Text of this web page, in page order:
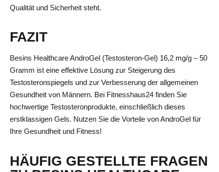
Qualität und Sicherheit steht.
FAZIT
Besins Healthcare AndroGel (Testosteron-Gel) 16,2 mg/g – 50
Gramm ist eine effektive Lösung zur Steigerung des
Testosteronspiegels und zur Verbesserung der allgemeinen
Gesundheit von Männern. Bei Fitnesshaus24 finden Sie
hochwertige Testosteronprodukte, einschließlich dieses
erstklassigen Gels. Nutzen Sie die Vorteile von AndroGel für
Ihre Gesundheit und Fitness!
HÄUFIG GESTELLTE FRAGEN